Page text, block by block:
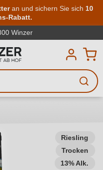
Hauptinhalt springen
an und sichern Sie sich 10
Rabatt.
Winzer
Riesling
Trocken
13% Alk.
Wein
Geschmack,